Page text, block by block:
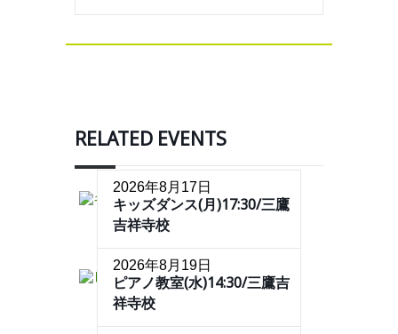
RELATED EVENTS
2026年8月17日
キッズダンス(月)17:30/三鷹
吉祥寺校
2026年8月19日
ピアノ教室(水)14:30/三鷹吉
祥寺校